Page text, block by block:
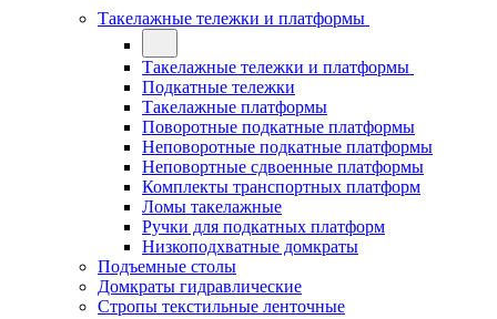
Такелажные тележки и платформы
Такелажные тележки и платформы
Подкатные тележки
Такелажные платформы
Поворотные подкатные платформы
Неповоротные подкатные платформы
Неповортные сдвоенные платформы
Комплекты транспортных платформ
Ломы такелажные
Ручки для подкатных платформ
Низкоподхватные домкраты
Подъемные столы
Домкраты гидравлические
Стропы текстильные ленточные